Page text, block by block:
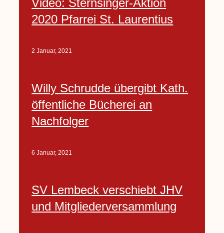
2020 Pfarrei St. Laurentius
2 Januar, 2021
Willy Schrudde übergibt Kath.
öffentliche Bücherei an
Nachfolger
6 Januar, 2021
SV Lembeck verschiebt JHV
und Mitgliederversammlung